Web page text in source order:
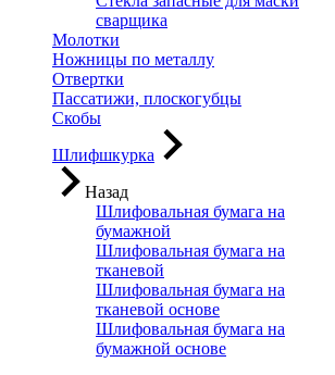
сварщика
Молотки
Ножницы по металлу
Отвертки
Пассатижи, плоскогубцы
Скобы
Шлифшкурка
Назад
Шлифовальная бумага на
бумажной
Шлифовальная бумага на
тканевой
Шлифовальная бумага на
тканевой основе
Шлифовальная бумага на
бумажной основе